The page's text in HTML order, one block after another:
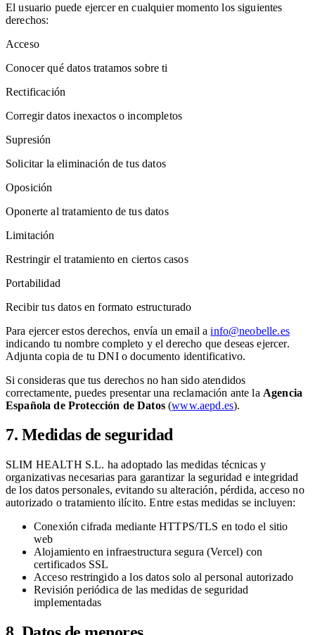
El usuario puede ejercer en cualquier momento los siguientes
derechos:
Acceso
Conocer qué datos tratamos sobre ti
Rectificación
Corregir datos inexactos o incompletos
Supresión
Solicitar la eliminación de tus datos
Oposición
Oponerte al tratamiento de tus datos
Limitación
Restringir el tratamiento en ciertos casos
Portabilidad
Recibir tus datos en formato estructurado
Para ejercer estos derechos, envía un email a info@neobelle.es
indicando tu nombre completo y el derecho que deseas ejercer.
Adjunta copia de tu DNI o documento identificativo.
Si consideras que tus derechos no han sido atendidos
correctamente, puedes presentar una reclamación ante la Agencia
Española de Protección de Datos(www.aepd.es).
7. Medidas de seguridad
SLIM HEALTH S.L. ha adoptado las medidas técnicas y
organizativas necesarias para garantizar la seguridad e integridad
de los datos personales, evitando su alteración, pérdida, acceso no
autorizado o tratamiento ilícito. Entre estas medidas se incluyen:
Conexión cifrada mediante HTTPS/TLS en todo el sitio
web
Alojamiento en infraestructura segura (Vercel) con
certificados SSL
Acceso restringido a los datos solo al personal autorizado
Revisión periódica de las medidas de seguridad
implementadas